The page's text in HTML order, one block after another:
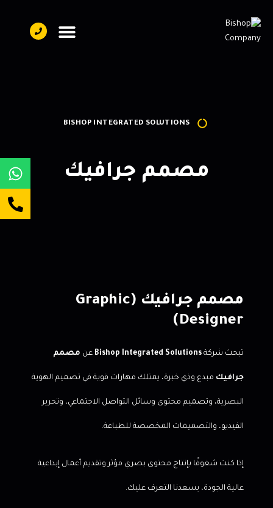
BISHOP INTEGRATED SOLUTIONS
مصمم جرافيك
مصمم جرافيك (Graphic
Designer)
تبحث شركة Bishop Integrated Solutions عن مصمم
جرافيك مبدع وذي خبرة، يمتلك مهارات قوية في تصميم الهوية
البصرية، وتصميم محتوى وسائل التواصل الاجتماعي، وتحرير
الفيديو، والتصميمات المخصصة للطباعة.
إذا كنت شغوفًا بإنتاج محتوى بصري مؤثر وتقديم أعمال إبداعية
عالية الجودة، يسعدنا التعرف عليك.